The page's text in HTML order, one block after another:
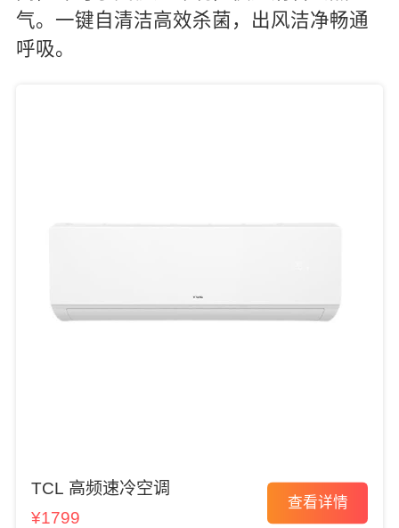
气。一键自清洁高效杀菌，出风洁净畅通
呼吸。
TCL 高频速冷空调
¥1799
查看详情